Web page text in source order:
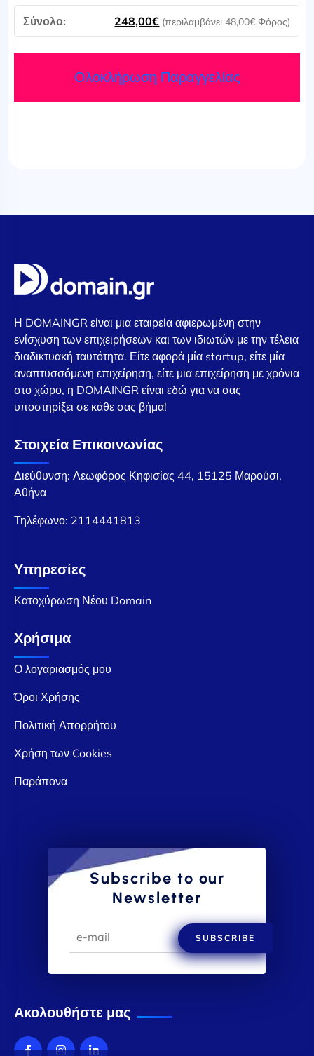
248,00€ (περιλαμβάνει48,00€ Φόρος)
Ολοκλήρωση Παραγγελίας
Η DOMAINGR είναι μια εταιρεία αφιερωμένη στην
ενίσχυση των επιχειρήσεων και των ιδιωτών με την τέλεια
διαδικτυακή ταυτότητα. Είτε αφορά μία startup, είτε μία
αναπτυσσόμενη επιχείρηση, είτε μια επιχείρηση με χρόνια
στο χώρο, η DOMAINGR είναι εδώ για να σας
υποστηρίξει σε κάθε σας βήμα!
Στοιχεία Επικοινωνίας
Διεύθυνση: Λεωφόρος Κηφισίας 44, 15125 Μαρούσι,
Αθήνα
Τηλέφωνο: 2114441813
Υπηρεσίες
Κατοχύρωση Νέου Domain
Χρήσιμα
Ο λογαριασμός μου
Όροι Χρήσης
Πολιτική Απορρήτου
Χρήση των Cookies
Παράπονα
Subscribe to our
Newsletter
SUBSCRIBE
Ακολουθήστε μας